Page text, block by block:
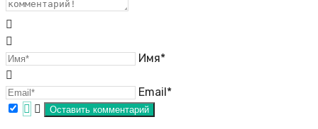
Имя*
Email*